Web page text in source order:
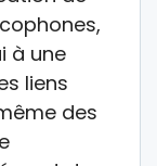
à une
liens
des